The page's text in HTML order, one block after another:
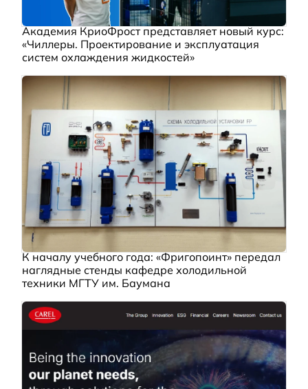
Академия КриоФрост представляет новый курс:
«Чиллеры. Проектирование и эксплуатация
систем охлаждения жидкостей»
К началу учебного года: «Фригопоинт» передал
наглядные стенды кафедре холодильной
техники МГТУ им. Баумана